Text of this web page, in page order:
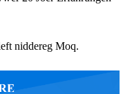
niddereg Moq.